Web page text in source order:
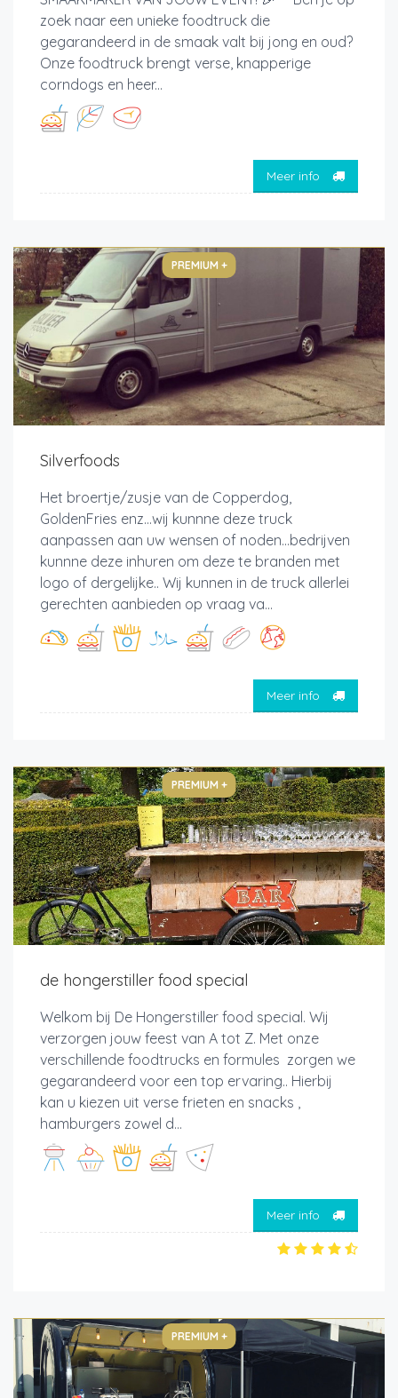
zoek naar een unieke foodtruck die
gegarandeerd in de smaak valt bij jong en oud?
Onze foodtruck brengt verse, knapperige
corndogs en heer...
Meer info
PREMIUM +
Silverfoods
Het broertje/zusje van de Copperdog,
GoldenFries enz...wij kunnne deze truck
aanpassen aan uw wensen of noden...bedrijven
kunnne deze inhuren om deze te branden met
logo of dergelijke.. Wij kunnen in de truck allerlei
gerechten aanbieden op vraag va...
Meer info
PREMIUM +
de hongerstiller food special
Welkom bij De Hongerstiller food special. Wij
verzorgen jouw feest van A tot Z. Met onze
verschillende foodtrucks en formules zorgen we
gegarandeerd voor een top ervaring.. Hierbij
kan u kiezen uit verse frieten en snacks ,
hamburgers zowel d...
Meer info
PREMIUM +